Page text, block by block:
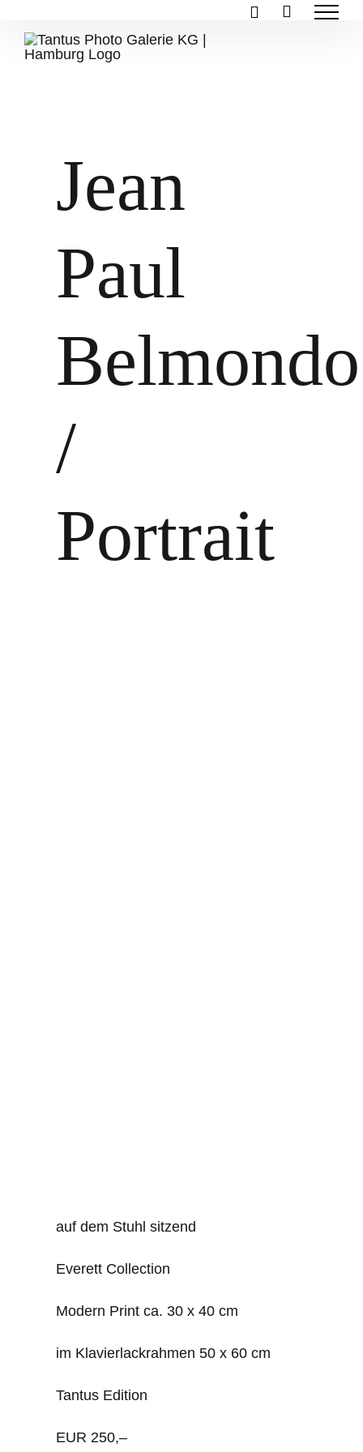
Inhalt
springen
Jean
Paul
Belmondo
/
Portrait
auf dem Stuhl sitzend
Everett Collection
Modern Print ca. 30 x 40 cm
im Klavierlackrahmen 50 x 60 cm
Tantus Edition
EUR 250,–